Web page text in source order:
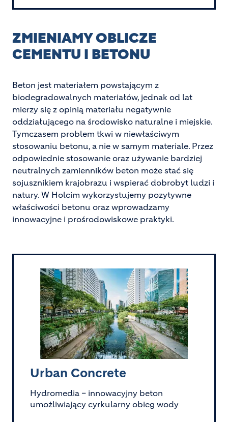
ZMIENIAMY OBLICZE
CEMENTU I BETONU
Beton jest materiałem powstającym z
biodegradowalnych materiałów, jednak od lat
mierzy się z opinią materiału negatywnie
oddziałującego na środowisko naturalne i miejskie.
Tymczasem problem tkwi w niewłaściwym
stosowaniu betonu, a nie w samym materiale. Przez
odpowiednie stosowanie oraz używanie bardziej
neutralnych zamienników beton może stać się
sojusznikiem krajobrazu i wspierać dobrobyt ludzi i
natury. W Holcim wykorzystujemy pozytywne
właściwości betonu oraz wprowadzamy
innowacyjne i prośrodowiskowe praktyki.
Image
Urban Concrete
Hydromedia – innowacyjny beton
umożliwiający cyrkularny obieg wody